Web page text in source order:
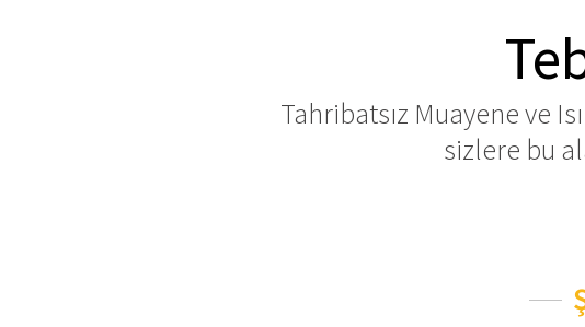
Tahribatsız Muayene ve
sizlere bu